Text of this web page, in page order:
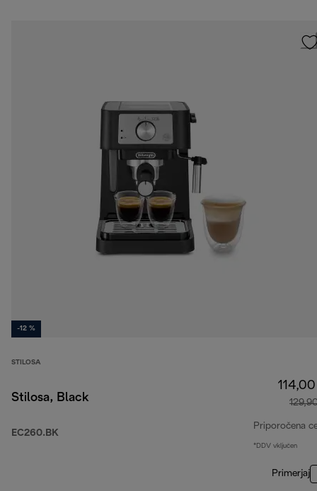
-12 %
STILOSA
Stilosa, Black
EC260.BK
Priporočena
*DDV vključen
Primerjaj